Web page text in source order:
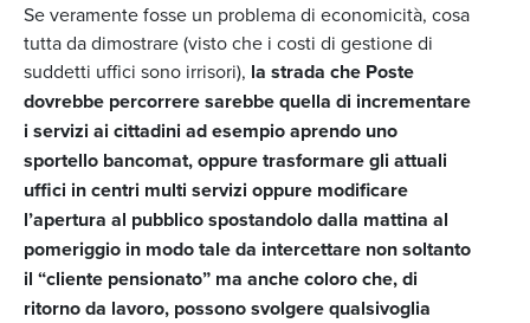
Se veramente fosse un problema di economicità, cosa
tutta da dimostrare (visto che i costi di gestione di
suddetti uffici sono irrisori), la strada che Poste
dovrebbe percorrere sarebbe quella di incrementare
i servizi ai cittadini ad esempio aprendo uno
sportello bancomat, oppure trasformare gli attuali
uffici in centri multi servizi oppure modificare
l’apertura al pubblico spostandolo dalla mattina al
pomeriggio in modo tale da intercettare non soltanto
il “cliente pensionato” ma anche coloro che, di
ritorno da lavoro, possono svolgere qualsivoglia